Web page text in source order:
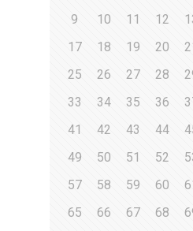
9
10 11 12
17
18 19 20
25
26 27 28
33
34 35 36
41
42 43 44
49
50 51 52
57
58 59 60
65
66 67 68